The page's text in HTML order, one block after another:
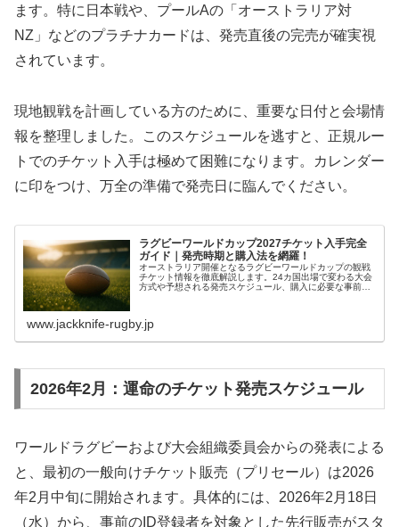
ます。特に日本戦や、プールAの「オーストラリア対
NZ」などのプラチナカードは、発売直後の完売が確実視
されています。
現地観戦を計画している方のために、重要な日付と会場情
報を整理しました。このスケジュールを逃すと、正規ルー
トでのチケット入手は極めて困難になります。カレンダー
に印をつけ、万全の準備で発売日に臨んでください。
ラグビーワールドカップ2027チケット入手完全
ガイド｜発売時期と購入法を網羅！
オーストラリア開催となるラグビーワールドカップの観戦
チケット情報を徹底解説します。24カ国出場で変わる大会
方式や予想される発売スケジュール、購入に必要な事前準
www.jackknife-rugby.jp
2026年2月：運命のチケット発売スケジュール
ワールドラグビーおよび大会組織委員会からの発表による
と、最初の一般向けチケット販売（プリセール）は2026
年2月中旬に開始されます。具体的には、2026年2月18日
（水）から、事前のID登録者を対象とした先行販売がスタ